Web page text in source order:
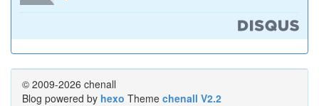
© 2009-2026 chenall
Blog powered by hexo Theme chenall V2.2